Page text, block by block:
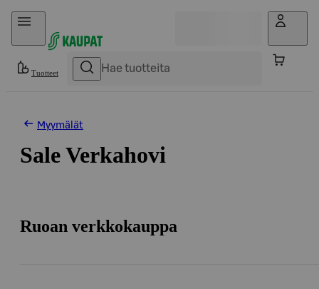
Hyppää sisältöön
Tuotteet
Myymälät
Sale Verkahovi
Ruoan verkkokauppa